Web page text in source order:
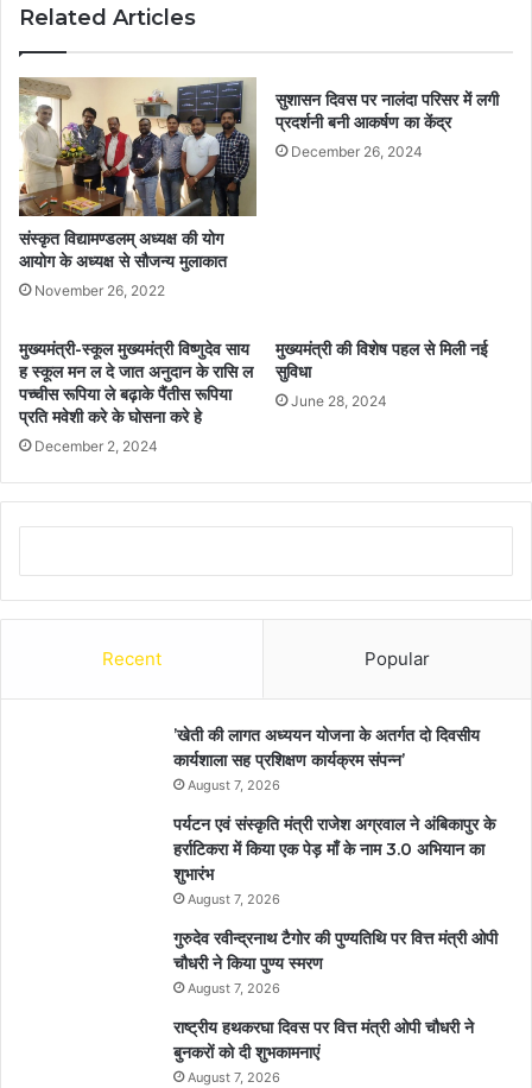
Related Articles
संस्कृत विद्यामण्डलम् अध्यक्ष की योग
आयोग के अध्यक्ष से सौजन्य मुलाकात
November 26, 2022
सुशासन दिवस पर नालंदा परिसर में लगी
प्रदर्शनी बनी आकर्षण का केंद्र
December 26, 2024
मुख्यमंत्री-स्कूल मुख्यमंत्री विष्णुदेव साय
ह स्कूल मन ल दे जात अनुदान के रासि ल
पच्चीस रूपिया ले बढ़ाके पैंतीस रूपिया
प्रति मवेशी करे के घोसना करे हे
December 2, 2024
मुख्यमंत्री की विशेष पहल से मिली नई
सुविधा
June 28, 2024
Recent Popular
’खेती की लागत अध्ययन योजना के अतर्गत दो दिवसीय
कार्यशाला सह प्रशिक्षण कार्यक्रम संपन्न’
August 7, 2026
पर्यटन एवं संस्कृति मंत्री राजेश अग्रवाल ने अंबिकापुर के
हर्राटिकरा में किया एक पेड़ माँ के नाम 3.0 अभियान का
शुभारंभ
August 7, 2026
गुरुदेव रवीन्द्रनाथ टैगोर की पुण्यतिथि पर वित्त मंत्री ओपी
चौधरी ने किया पुण्य स्मरण
August 7, 2026
राष्ट्रीय हथकरघा दिवस पर वित्त मंत्री ओपी चौधरी ने
बुनकरों को दी शुभकामनाएं
August 7, 2026